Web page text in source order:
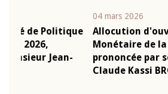
Allocution d'ouverture du
Monétaire de la BCEAO du 4
prononcée par son Président
Claude Kassi BROU